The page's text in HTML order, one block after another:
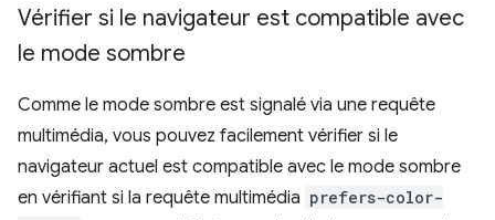
Vérifier si le navigateur est compatible avec
le mode sombre
Comme le mode sombre est signalé via une requête
multimédia, vous pouvez facilement vérifier si le
navigateur actuel est compatible avec le mode sombre
en vérifiant si la requête multimédia prefers-color-